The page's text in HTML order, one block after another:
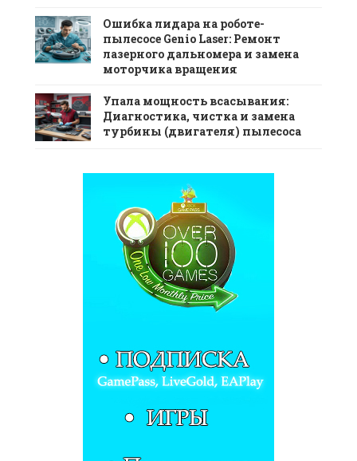
Ошибка лидара на роботе-
пылесосе Genio Laser: Ремонт
лазерного дальномера и замена
моторчика вращения
Упала мощность всасывания:
Диагностика, чистка и замена
турбины (двигателя) пылесоса